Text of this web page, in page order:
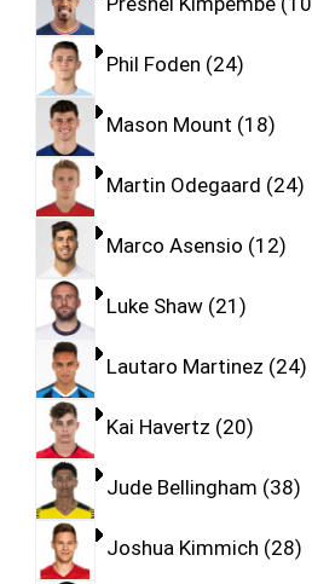
Phil Foden 24
Mason Mount 18
Martin Odegaard 24
Marco Asensio 12
Luke Shaw 21
Lautaro Martinez 24
Kai Havertz 20
Jude Bellingham 38
Joshua Kimmich 28